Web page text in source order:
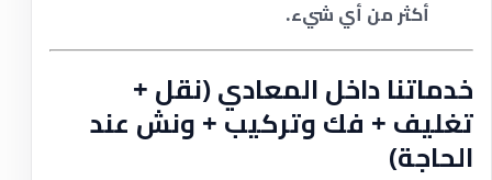
أكثر من أي شيء.
خدماتنا داخل المعادي (نقل +
تغليف + فك وتركيب + ونش عند
الحاجة)